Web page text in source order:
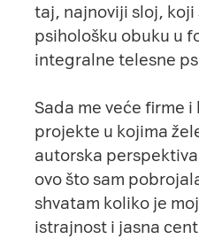
taj, najnoviji sloj, koji
psihološku obuku u
integralne telesne
Sada me veće firme
projekte u kojima
autorska
ovo što sam
shvatam koliko je
istrajnost i jasna